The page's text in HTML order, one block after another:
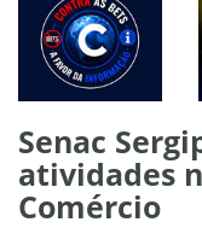
Senac
atividades
Comércio